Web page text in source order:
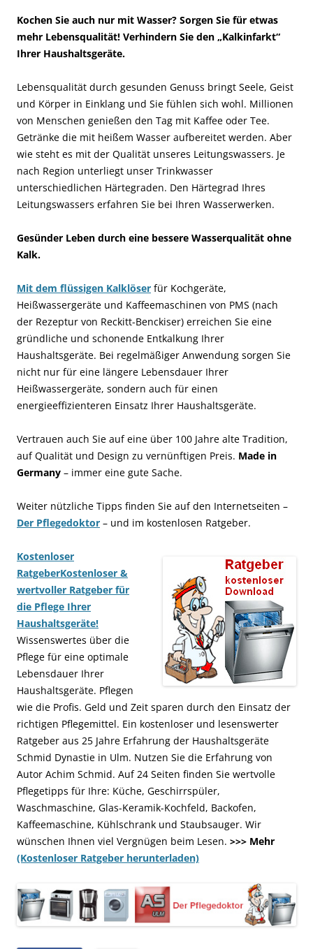
Kochen Sie auch nur mit Wasser? Sorgen Sie für etwas
mehr Lebensqualität! Verhindern Sie den „Kalkinfarkt“
Ihrer Haushaltsgeräte.
Lebensqualität durch gesunden Genuss bringt Seele, Geist
und Körper in Einklang und Sie fühlen sich wohl. Millionen
von Menschen genießen den Tag mit Kaffee oder Tee.
Getränke die mit heißem Wasser aufbereitet werden. Aber
wie steht es mit der Qualität unseres Leitungswassers. Je
nach Region unterliegt unser Trinkwasser
unterschiedlichen Härtegraden. Den Härtegrad Ihres
Leitungswassers erfahren Sie bei Ihren Wasserwerken.
Gesünder Leben durch eine bessere Wasserqualität ohne
Kalk.
Mit dem flüssigen Kalklöser für Kochgeräte,
Heißwassergeräte und Kaffeemaschinen von PMS (nach
der Rezeptur von Reckitt-Benckiser) erreichen Sie eine
gründliche und schonende Entkalkung Ihrer
Haushaltsgeräte. Bei regelmäßiger Anwendung sorgen Sie
nicht nur für eine längere Lebensdauer Ihrer
Heißwassergeräte, sondern auch für einen
energieeffizienteren Einsatz Ihrer Haushaltsgeräte.
Vertrauen auch Sie auf eine über 100 Jahre alte Tradition,
auf Qualität und Design zu vernünftigen Preis. Made in
Germany – immer eine gute Sache.
Weiter nützliche Tipps finden Sie auf den Internetseiten –
Der Pflegedoktor – und im kostenlosen Ratgeber.
Kostenloser
RatgeberKostenloser &
wertvoller Ratgeber für
die Pflege Ihrer
Haushaltsgeräte!
Wissenswertes über die
Pflege für eine optimale
Lebensdauer Ihrer
Haushaltsgeräte. Pflegen
wie die Profis. Geld und Zeit sparen durch den Einsatz der
richtigen Pflegemittel. Ein kostenloser und lesenswerter
Ratgeber aus 25 Jahre Erfahrung der Haushaltsgeräte
Schmid Dynastie in Ulm. Nutzen Sie die Erfahrung von
Autor Achim Schmid. Auf 24 Seiten finden Sie wertvolle
Pflegetipps für Ihre: Küche, Geschirrspüler,
Waschmaschine, Glas-Keramik-Kochfeld, Backofen,
Kaffeemaschine, Kühlschrank und Staubsauger. Wir
wünschen Ihnen viel Vergnügen beim Lesen. >>> Mehr
(Kostenloser Ratgeber herunterladen)